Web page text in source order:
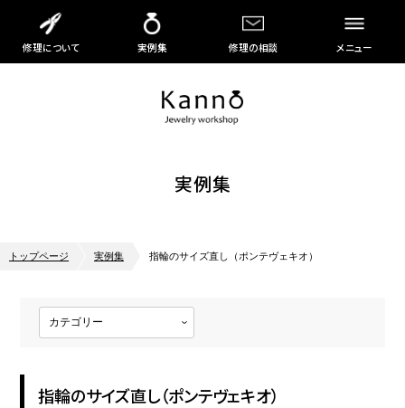
修理について 実例集 修理の相談 メニュー
実例集
トップページ 実例集 指輪のサイズ直し（ポンテヴェキオ）
指輪のサイズ直し（ポンテヴェキオ）